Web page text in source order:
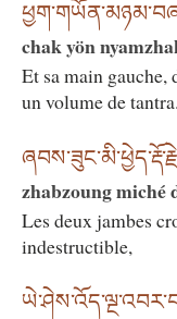
chak yön
Et sa main gauche,
un volume de tantra.
zhabzoung
Les deux jambes
indestructible,